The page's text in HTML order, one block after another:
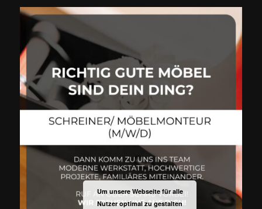
Um unsere Webseite für alle
Nutzer optimal zu gestalten